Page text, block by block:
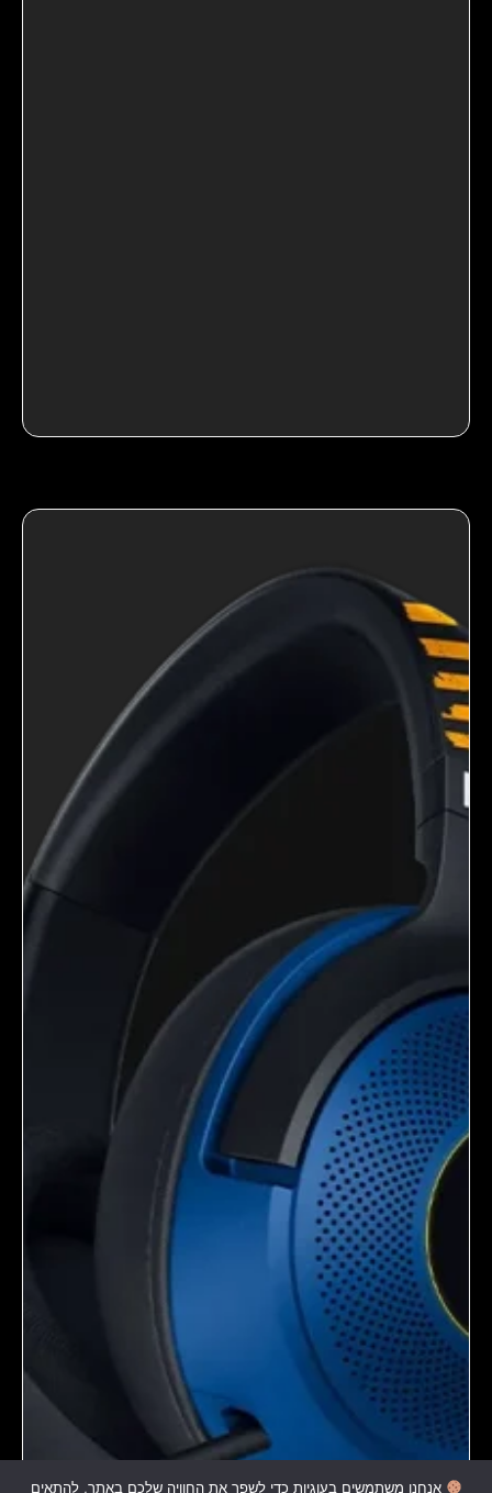
אנחנו משתמשים בעוגיות כדי לשפר את החוויה שלכם באתר, להתאים